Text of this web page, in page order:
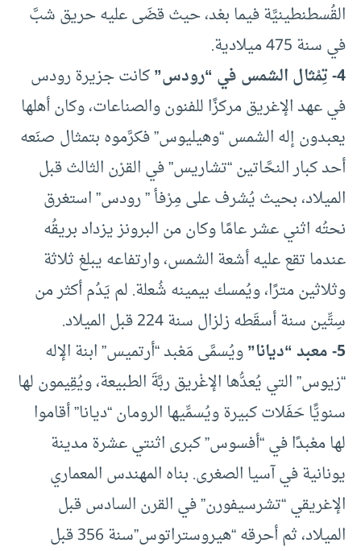
القُسطنطينيَّة فيما بعْد، حيث قضَى عليه حريق شبَّ
في سنة 475 ميلادية.
4- تِمْثال الشمس في “رودس”
كانت جزيرة رودس
في عهد الإغريق مركزًا للفنون والصناعات، وكان أهلها
يعبدون إله الشمس “وهيليوس” فكرَّموه بتمثال صنَعه
أحد كبار النحَّاتين “تشاريس” في القرْن الثالث قبل
الميلاد، بحيث يُشرف على مِرْفأ ” رودس” استغرق
نحتُه اثني عشر عامًا وكان من البرونز يزداد بريقُه
عندما تقع عليه أشعة الشمس، وارتفاعه يبلغ ثلاثة
وثلاثين مترًا، ويُمسك بيمينه شُعلة. لم يَدُم أكثر من
سِتِّين سنة أسقَطه زلزال سنة 224 قبل الميلاد.
5- معبد “ديانا”
ويُسمَّى مَعْبد “أرتميس” ابنة الإله
“زيوس” التي يُعدُّها الإغْريق ربَّةَ الطبيعة، ويُقِيمون لها
سنويًّا حَفَلات كبيرة ويُسمِّيها الرومان “ديانا” أقاموا
لها معْبدًا في “أفسوس” كبرى اثنتي عشرة مدينة
يونانية في آسيا الصغرى. بناه المهندس المعماري
الإغريقي “تشرسيفورن” في القرن السادس قبل
الميلاد، ثم أحرقه “هيروستراتوس”سنة 356 قبل